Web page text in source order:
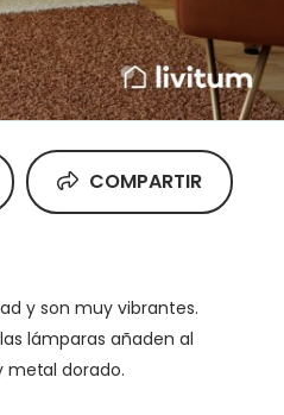
COMPARTIR
y son muy vibrantes.
lámparas añaden al
metal dorado.